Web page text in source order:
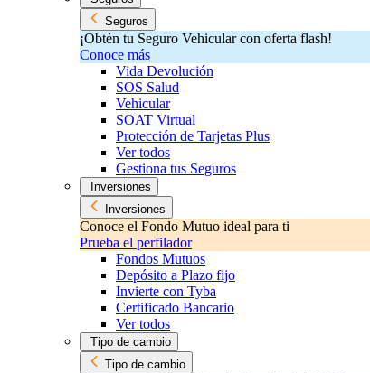
Seguros
¡Obtén tu Seguro Vehicular con oferta flash!
Conoce más
Vida Devolución
SOS Salud
Vehicular
SOAT Virtual
Protección de Tarjetas Plus
Ver todos
Gestiona tus Seguros
Inversiones
Inversiones
Conoce el Fondo Mutuo ideal para ti
Prueba el perfilador
Fondos Mutuos
Depósito a Plazo fijo
Invierte con Tyba
Certificado Bancario
Ver todos
Tipo de cambio
Tipo de cambio